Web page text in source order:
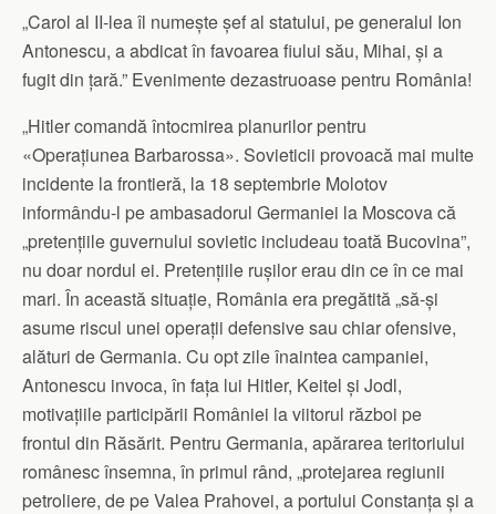
„Carol al II-lea îl numește șef al statului, pe generalul Ion
Antonescu, a abdicat în favoarea fiului său, Mihai, și a
fugit din țară.” Evenimente dezastruoase pentru România!
„Hitler comandă întocmirea planurilor pentru
«Operațiunea Barbarossa». Sovieticii provoacă mai multe
incidente la frontieră, la 18 septembrie Molotov
informându-l pe ambasadorul Germaniei la Moscova că
„pretențiile guvernului sovietic includeau toată Bucovina”,
nu doar nordul ei. Pretențiile rușilor erau din ce în ce mai
mari. În această situație, România era pregătită „să-și
asume riscul unei operații defensive sau chiar ofensive,
alături de Germania. Cu opt zile înaintea campaniei,
Antonescu invoca, în fața lui Hitler, Keitel și Jodl,
motivațiile participării României la viitorul război pe
frontul din Răsărit. Pentru Germania, apărarea teritoriului
românesc însemna, în primul rând, „protejarea regiunii
petroliere, de pe Valea Prahovei, a portului Constanța și a